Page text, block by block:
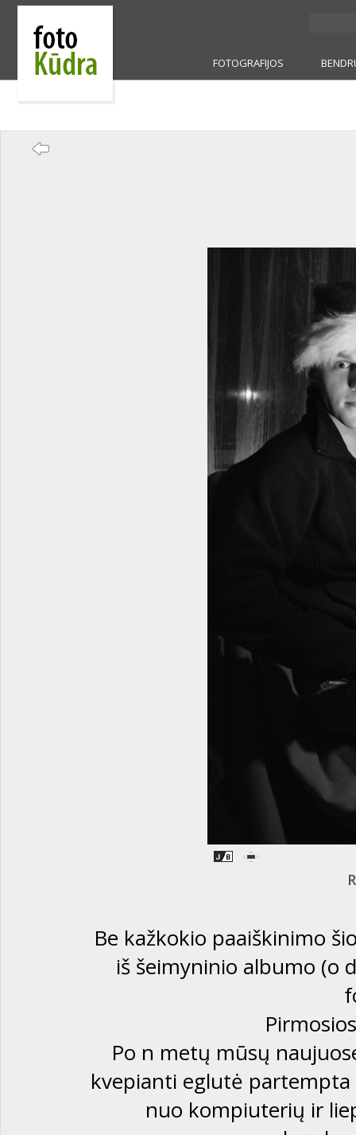
FOTOGRAFIJOS
Be kažkokio paaiškinimo
iš šeimyninio albumo (o
Po n metų mūsų
kvepianti eglutė
nuo kompiuterių ir